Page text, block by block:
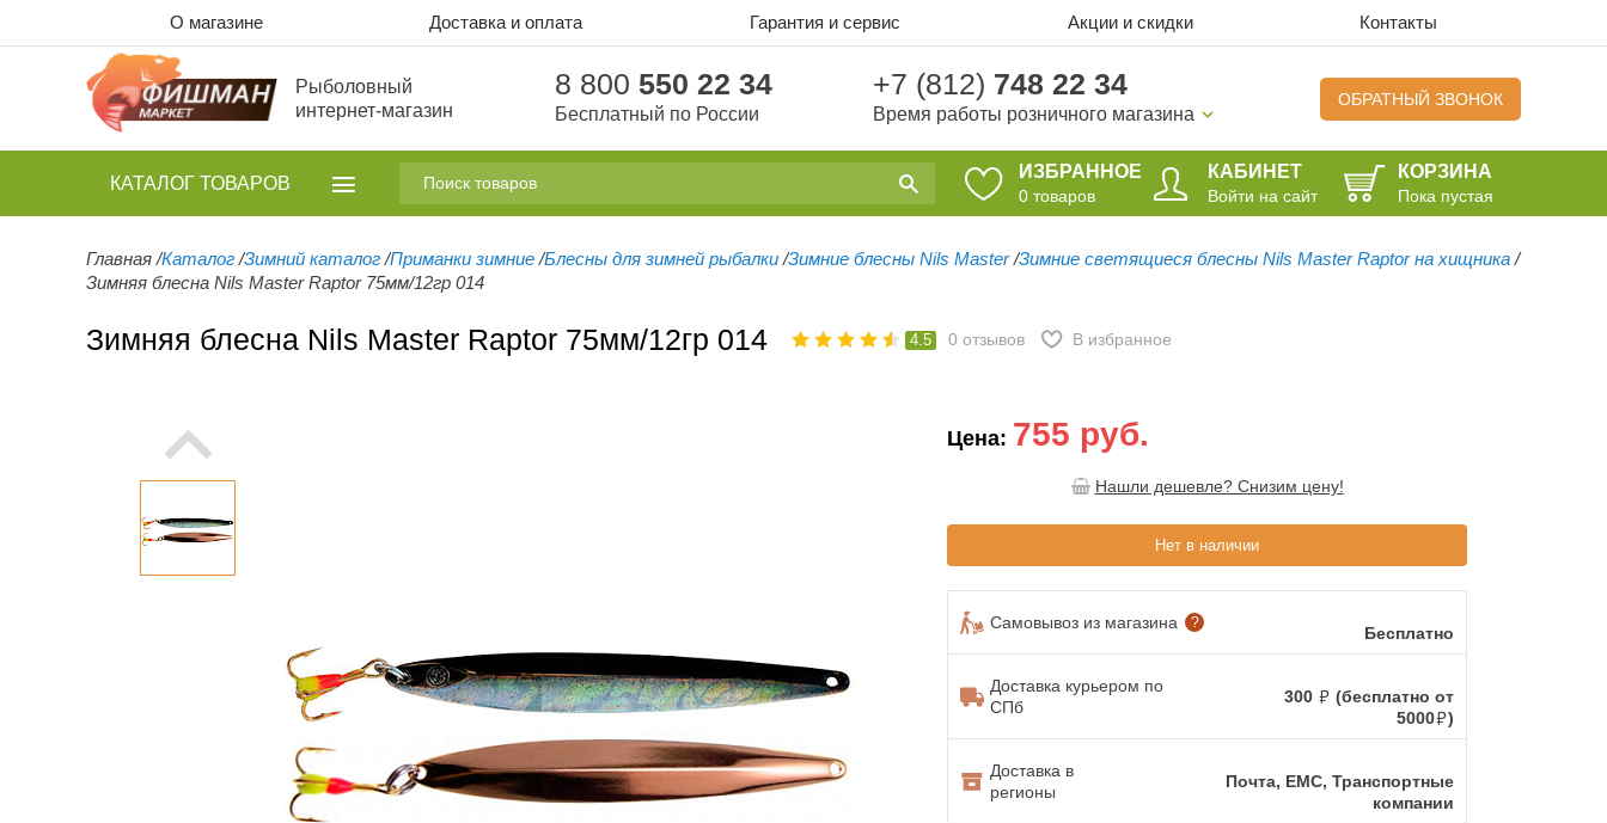
О магазине Доставка и оплата Гарантия и сервис Акции и скидки Контакты
Рыболовный
интернет-магазин
8 800 550 22 34
Бесплатный по России
+7 (812) 748 22 34
Время работы розничного магазина
ОБРАТНЫЙ ЗВОНОК
ИЗБРАННОЕ
0 товаров
КАБИНЕТ
Войти на сайт
КОРЗИНА
Пока пустая
КАТАЛОГ ТОВАРОВ
Главная /Каталог /Зимний каталог /Приманки зимние /Блесны для зимней рыбалки /Зимние блесны Nils Master /Зимние светящиеся блесны Nils Master Raptor на хищника /
Зимняя блесна Nils Master Raptor 75мм/12гр 014
Зимняя блесна Nils Master Raptor 75мм/12гр 014 4.5 0 отзывов В избранное
Цена: 755 руб.
Нашли дешевле? Снизим цену!
Нет в наличии
Самовывоз из магазина ?
Бесплатно
Доставка курьером по
СПб
300
(бесплатно от
5000
)
Доставка в
регионы
Почта, ЕМС, Транспортные
компании